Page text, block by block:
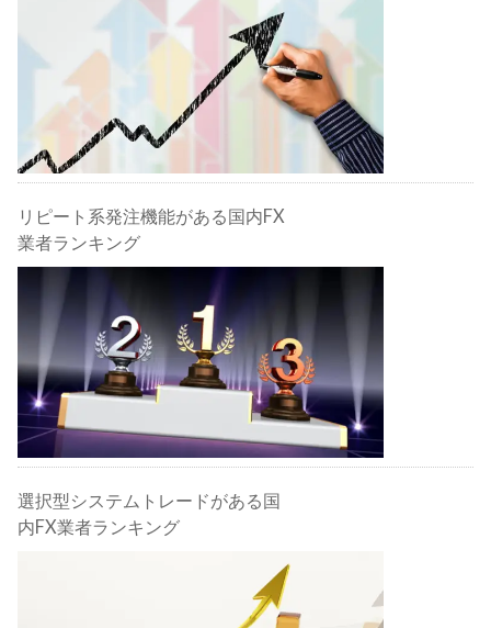
リピート系発注機能がある国内FX
業者ランキング
選択型システムトレードがある国
内FX業者ランキング